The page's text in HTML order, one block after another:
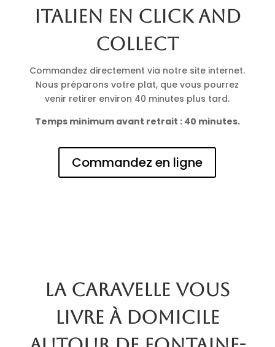
italien en click and
collect
Commandez directement via notre site internet.
Nous préparons votre plat, que vous pourrez
venir retirer environ 40 minutes plus tard.
Temps minimum avant retrait : 40 minutes.
Commandez en ligne
La Caravelle vous
livre à domicile